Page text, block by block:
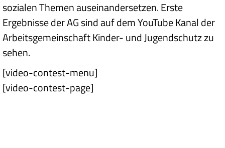
sozialen Themen auseinandersetzen. Erste
Ergebnisse der AG sind auf dem YouTube Kanal der
Arbeitsgemeinschaft Kinder- und Jugendschutz zu
sehen.
[video-contest-menu]
[video-contest-page]